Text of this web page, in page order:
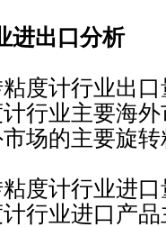
进出口分析
行业出口
主要海外
主要旋转
行业进口
业进口产品